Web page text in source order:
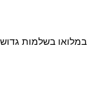
במלואו בשלמות גדוש